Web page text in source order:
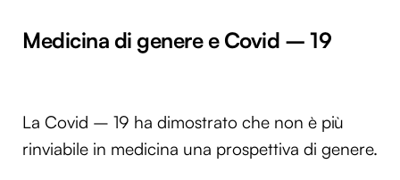
Medicina di genere e Covid – 19
La Covid – 19 ha dimostrato che non è più
rinviabile in medicina una prospettiva di genere.